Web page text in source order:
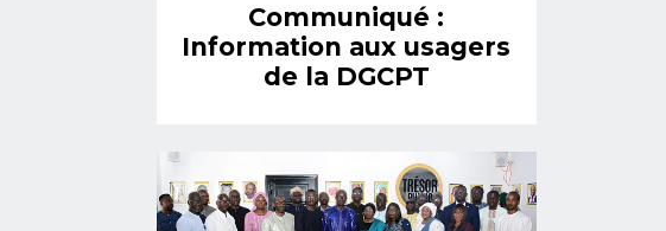
Communiqué :
Information aux usagers
de la DGCPT